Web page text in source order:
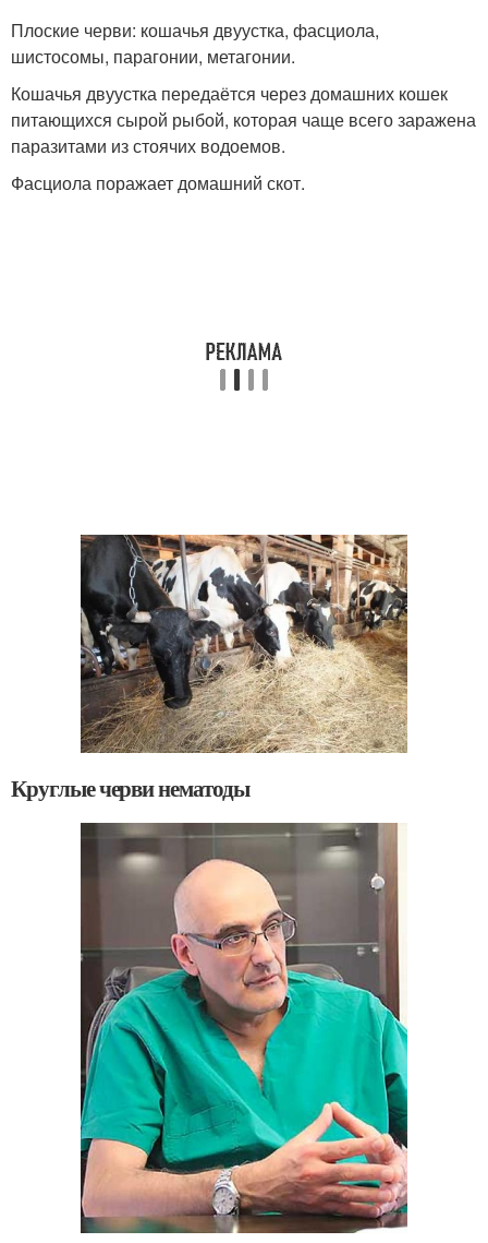
Плоские черви: кошачья двуустка, фасциола,
шистосомы, парагонии, метагонии.
Кошачья двуустка передаётся через домашних кошек
питающихся сырой рыбой, которая чаще всего заражена
паразитами из стоячих водоемов.
Фасциола поражает домашний скот.
Круглые черви нематоды